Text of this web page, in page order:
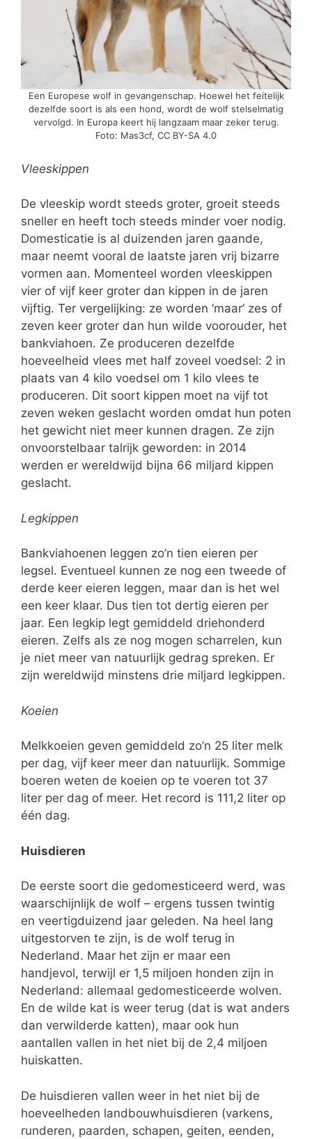
Een Europese wolf in gevangenschap. Hoewel het feitelijk
dezelfde soort is als een hond, wordt de wolf stelselmatig
vervolgd. In Europa keert hij langzaam maar zeker terug.
Foto: Mas3cf, CC BY-SA 4.0
Vleeskippen
De vleeskip wordt steeds groter, groeit steeds
sneller en heeft toch steeds minder voer nodig.
Domesticatie is al duizenden jaren gaande,
maar neemt vooral de laatste jaren vrij bizarre
vormen aan. Momenteel worden vleeskippen
vier of vijf keer groter dan kippen in de jaren
vijftig. Ter vergelijking: ze worden ‘maar’ zes of
zeven keer groter dan hun wilde voorouder, het
bankviahoen. Ze produceren dezelfde
hoeveelheid vlees met half zoveel voedsel: 2 in
plaats van 4 kilo voedsel om 1 kilo vlees te
produceren. Dit soort kippen moet na vijf tot
zeven weken geslacht worden omdat hun poten
het gewicht niet meer kunnen dragen. Ze zijn
onvoorstelbaar talrijk geworden: in 2014
werden er wereldwijd bijna 66 miljard kippen
geslacht.
Legkippen
Bankviahoenen leggen zo’n tien eieren per
legsel. Eventueel kunnen ze nog een tweede of
derde keer eieren leggen, maar dan is het wel
een keer klaar. Dus tien tot dertig eieren per
jaar. Een legkip legt gemiddeld driehonderd
eieren. Zelfs als ze nog mogen scharrelen, kun
je niet meer van natuurlijk gedrag spreken. Er
zijn wereldwijd minstens drie miljard legkippen.
Koeien
Melkkoeien geven gemiddeld zo’n 25 liter melk
per dag, vijf keer meer dan natuurlijk. Sommige
boeren weten de koeien op te voeren tot 37
liter per dag of meer. Het record is 111,2 liter op
één dag.
Huisdieren
De eerste soort die gedomesticeerd werd, was
waarschijnlijk de wolf – ergens tussen twintig
en veertigduizend jaar geleden. Na heel lang
uitgestorven te zijn, is de wolf terug in
Nederland. Maar het zijn er maar een
handjevol, terwijl er 1,5 miljoen honden zijn in
Nederland: allemaal gedomesticeerde wolven.
En de wilde kat is weer terug (dat is wat anders
dan verwilderde katten), maar ook hun
aantallen vallen in het niet bij de 2,4 miljoen
huiskatten.
De huisdieren vallen weer in het niet bij de
hoeveelheden landbouwhuisdieren (varkens,
runderen, paarden, schapen, geiten, eenden,